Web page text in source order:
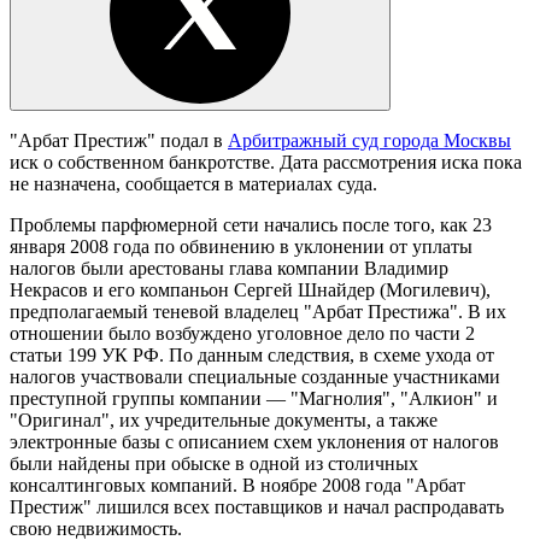
"Арбат Престиж" подал в Арбитражный суд города Москвы
иск о собственном банкротстве. Дата рассмотрения иска пока
не назначена, сообщается в материалах суда.
Проблемы парфюмерной сети начались после того, как 23
января 2008 года по обвинению в уклонении от уплаты
налогов были арестованы глава компании Владимир
Некрасов и его компаньон Сергей Шнайдер (Могилевич),
предполагаемый теневой владелец "Арбат Престижа". В их
отношении было возбуждено уголовное дело по части 2
статьи 199 УК РФ. По данным следствия, в схеме ухода от
налогов участвовали специальные созданные участниками
преступной группы компании — "Магнолия", "Алкион" и
"Оригинал", их учредительные документы, а также
электронные базы с описанием схем уклонения от налогов
были найдены при обыске в одной из столичных
консалтинговых компаний. В ноябре 2008 года "Арбат
Престиж" лишился всех поставщиков и начал распродавать
свою недвижимость.